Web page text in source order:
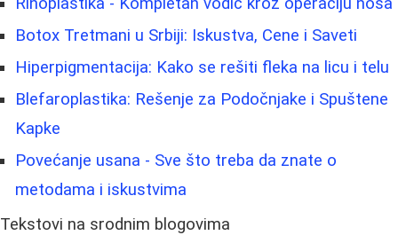
Botox Tretmani u Srbiji: Iskustva, Cene i Saveti
Hiperpigmentacija: Kako se rešiti fleka na licu i telu
Blefaroplastika: Rešenje za Podočnjake i Spuštene
Kapke
Povećanje usana - Sve što treba da znate o
metodama i iskustvima
Tekstovi na srodnim blogovima